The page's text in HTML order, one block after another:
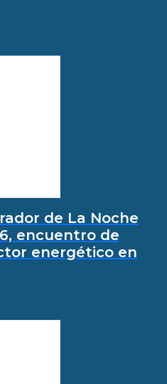
de La Noche
encuentro de
energético en